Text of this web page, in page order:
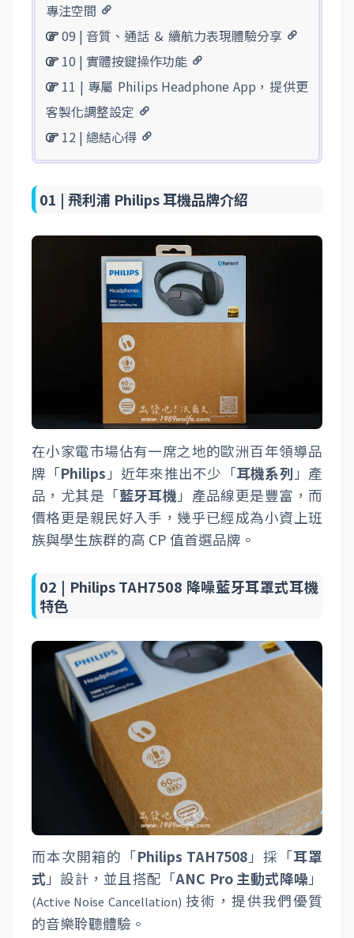
專注空間
09 | 音質、通話 ＆ 續航力表現體驗分享
10 | 實體按鍵操作功能
11 | 專屬 Philips Headphone App，提供更
客製化調整設定
12 | 總結心得
01 |飛利浦 Philips 耳機品牌介紹
在小家電市場佔有一席之地的歐洲百年領導品
牌「Philips 」近年來推出不少「耳機系列 」產
品，尤其是「藍牙耳機 」產品線更是豐富，而
價格更是親民好入手，幾乎已經成為小資上班
族與學生族群的高 CP 值首選品牌。
02 | Philips TAH7508 降噪藍牙耳罩式耳機
特色
而本次開箱的「Philips TAH7508」採「耳罩
式」設計，並且搭配「ANC Pro 主動式降噪」
(Active Noise Cancellation) 技術，提供我們優質
的音樂聆聽體驗。